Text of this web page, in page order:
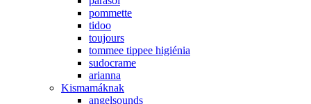
pommette
tidoo
toujours
tommee tippee higiénia
sudocrame
arianna
Kismamáknak
angelsounds